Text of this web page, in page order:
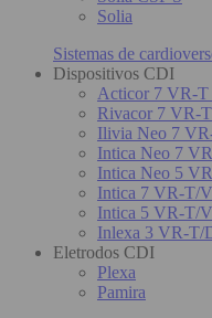
Solia
Sistemas de
Dispositivos CDI
Acticor 7 VR-
Rivacor 7 VR-
Ilivia Neo 7
Intica Neo 7
Intica Neo 5
Intica 7 VR-T/
Intica 5 VR-T/
Inlexa 3 VR-T/
Eletrodos CDI
Plexa
Pamira